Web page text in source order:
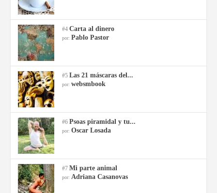
#4Carta al dinero
por:Pablo Pastor
#5Las 21 máscaras del...
por:websmbook
#6Psoas piramidal y tu...
por:Oscar Losada
#7Mi parte animal
por:Adriana Casanovas